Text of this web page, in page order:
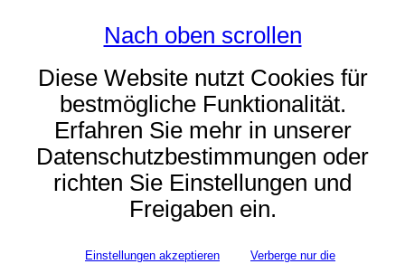
Nach oben scrollen
Diese Website nutzt Cookies für
bestmögliche Funktionalität.
Erfahren Sie mehr in unserer
Datenschutzbestimmungen oder
richten Sie Einstellungen und
Freigaben ein.
Einstellungen akzeptieren
Verberge nur die